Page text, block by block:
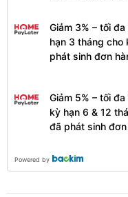
Giảm 3% – tối
hạn 3 tháng cho
phát sinh đơn
Giảm 5% – tối
kỳ hạn 6 & 12
đã phát sinh đơn
Powered by